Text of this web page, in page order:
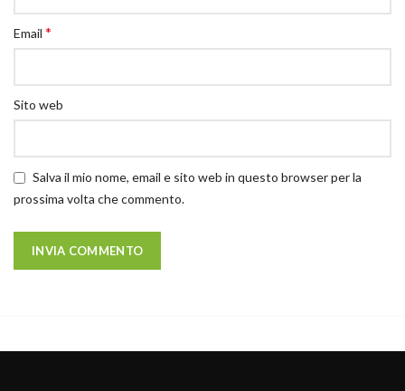
Email *
Sito web
Salva il mio nome, email e sito web in questo browser per la
prossima volta che commento.